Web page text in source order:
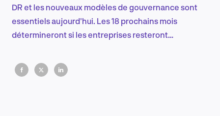
EN
DR et les nouveaux modèles de gouvernance sont
essentiels aujourd'hui. Les 18 prochains mois
détermineront si les entreprises resteront